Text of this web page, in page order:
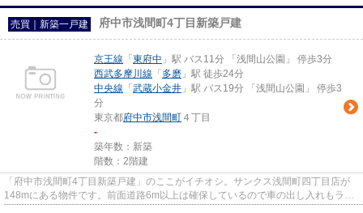
売買｜新築一戸建 府中市浅間町4丁目新築戸建
京王線 「 東府中 」駅 バス11分 「浅間山公園」 停歩3分
西武多摩川線 「 多磨 」駅 徒歩24分
中央線 「 武蔵小金井 」駅 バス19分 「浅間山公園」 停歩3
分
東京都府中市浅間町 ４丁目
-
築年数：新築
階数：2階建
「府中市浅間町4丁目新築戸建」のここがイチオシ。サンクス浅間町四丁目店が
148mにある物件です。前面道路6m以上は確保しているので車の出し入れもラク